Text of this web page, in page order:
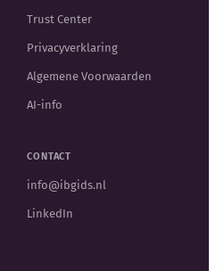
Trust Center
Privacyverklaring
Algemene Voorwaarden
AI-info
CONTACT
info@ibgids.nl
LinkedIn